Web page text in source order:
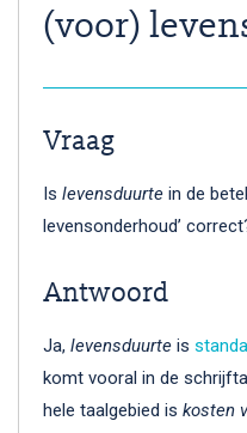
(voor)
Vraag
Is levensduurte in de
levensonderhoud’
Antwoord
Ja, levensduurte is
komt vooral in de
hele taalgebied is kosten